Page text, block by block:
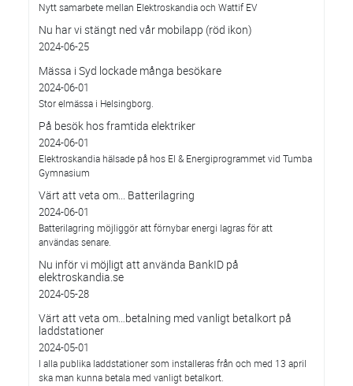
Nytt samarbete mellan Elektroskandia och Wattif EV
Nu har vi stängt ned vår mobilapp (röd ikon)
2024-06-25
Mässa i Syd lockade många besökare
2024-06-01
Stor elmässa i Helsingborg.
På besök hos framtida elektriker
2024-06-01
Elektroskandia hälsade på hos El & Energiprogrammet vid Tumba
Gymnasium
Värt att veta om... Batterilagring
2024-06-01
Batterilagring möjliggör att förnybar energi lagras för att
användas senare.
Nu inför vi möjligt att använda BankID på
elektroskandia.se
2024-05-28
Värt att veta om…betalning med vanligt betalkort på
laddstationer
2024-05-01
I alla publika laddstationer som installeras från och med 13 april
ska man kunna betala med vanligt betalkort.